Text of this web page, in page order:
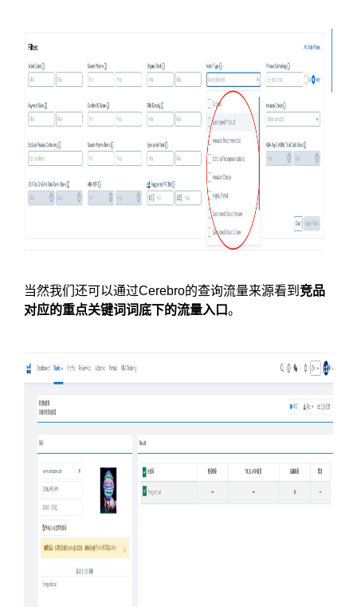
当然我们还可以通过Cerebro的查询流量来源看到 竞品
对应的重点关键词词底下的流量入口。